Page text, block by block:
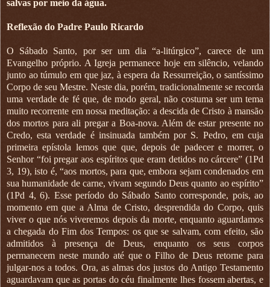
salvas por meio da água.
Reflexão do Padre Paulo Ricardo
O Sábado Santo, por ser um dia “a-litúrgico”, carece de um
Evangelho próprio. A Igreja permanece hoje em silêncio, velando
junto ao túmulo em que jaz, à espera da Ressurreição, o santíssimo
Corpo de seu Mestre. Neste dia, porém, tradicionalmente se recorda
uma verdade de fé que, de modo geral, não costuma ser um tema
muito recorrente em nossa meditação: a descida de Cristo à mansão
dos mortos para ali pregar a Boa-nova. Além de estar presente no
Credo, esta verdade é insinuada também por S. Pedro, em cuja
primeira epístola lemos que que, depois de padecer e morrer, o
Senhor “foi pregar aos espíritos que eram detidos no cárcere” (1Pd
3, 19), isto é, “aos mortos, para que, embora sejam condenados em
sua humanidade de carne, vivam segundo Deus quanto ao espírito”
(1Pd 4, 6). Esse período do Sábado Santo corresponde, pois, ao
momento em que a Alma de Cristo, desprendida do Corpo, quis
viver o que nós viveremos depois da morte, enquanto aguardamos
a chegada do Fim dos Tempos: os que se salvam, com efeito, são
admitidos à presença de Deus, enquanto os seus corpos
permanecem neste mundo até que o Filho de Deus retorne para
julgar-nos a todos. Ora, as almas dos justos do Antigo Testamento
aguardavam que as portas do céu finalmente lhes fossem abertas, e